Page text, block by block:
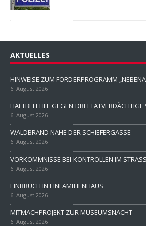
AKTUELLES
HINWEISE ZUM FÖRDERPROGRAMM
6. August 2026
HAFTBEFEHLE GEGEN DREI TATVERDÄCHTIGE
6. August 2026
WALDBRAND NAHE DER SCHIEFERGASSE
6. August 2026
VORKOMMNISSE BEI KONTROLLEN IM
6. August 2026
EINBRUCH IN EINFAMILIENHAUS
6. August 2026
MITMACHPROJEKT ZUR MUSEUMSNACHT
6. August 2026